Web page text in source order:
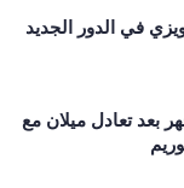
في الدور الجديد
بعد تعادل ميلان مع